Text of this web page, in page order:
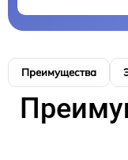
Преимущества